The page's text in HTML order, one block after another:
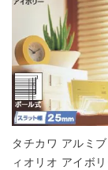
タチカワ アルミ
ィオリオ アイボ